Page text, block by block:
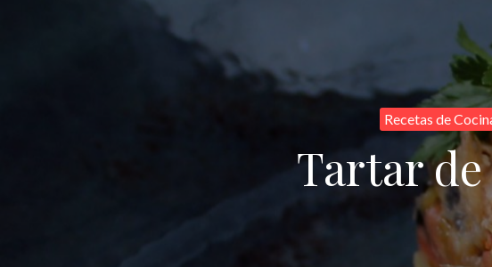
Recetas de
Tartar